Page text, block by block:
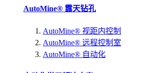
AutoMine® 露天钻孔
AutoMine® 视距内控制
AutoMine® 远程控制室
AutoMine® 自动化